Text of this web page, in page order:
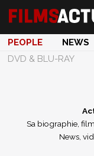
PEOPLE NEWS
DVD & BLU-RAY
Sa biographie,
News,